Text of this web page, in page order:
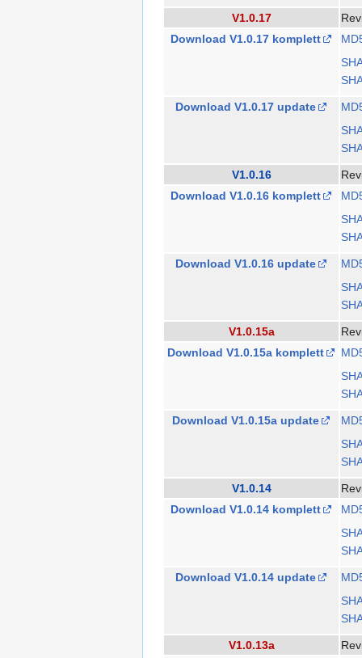
V1.0.17
Download V1.0.17 komplett
Download V1.0.17 update
V1.0.16
Download V1.0.16 komplett
Download V1.0.16 update
V1.0.15a
Download V1.0.15a komplett
Download V1.0.15a update
V1.0.14
Download V1.0.14 komplett
Download V1.0.14 update
V1.0.13a